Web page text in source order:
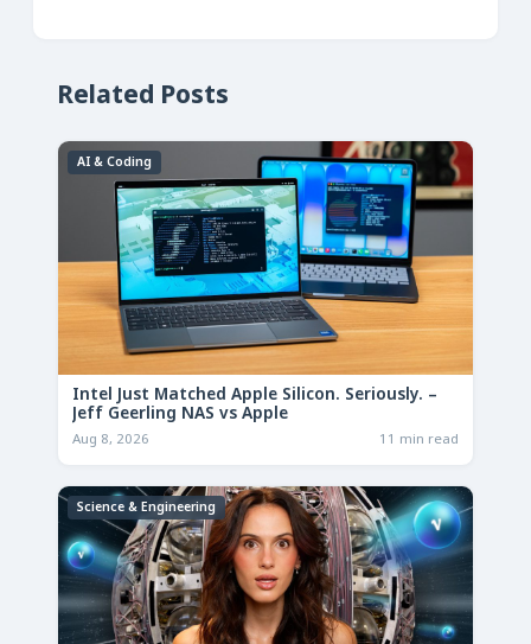
Related Posts
AI & Coding
Intel Just Matched Apple Silicon. Seriously. –
Jeff Geerling NAS vs Apple
Aug 8, 2026 11 min read
Science & Engineering